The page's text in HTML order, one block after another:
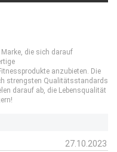
die sich darauf
anzubieten. Die
strengsten Qualitätsstandards
darauf ab, die Lebensqualität
27.10.2023